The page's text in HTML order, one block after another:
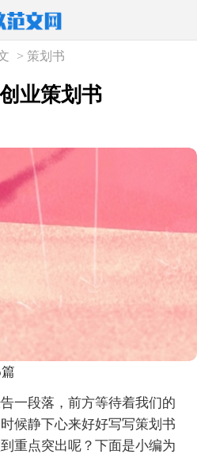
> 策划书
业策划书
一段落，前方等待着我们的
候静下心来好好写写策划书
重点突出呢？下面是小编为